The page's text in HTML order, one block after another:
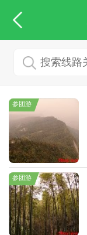
参团游
参团游